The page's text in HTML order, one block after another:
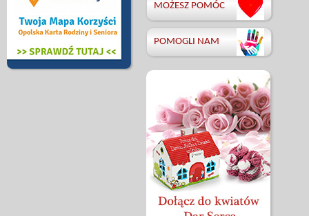
MOŻESZ POMÓC
POMOGLI NAM